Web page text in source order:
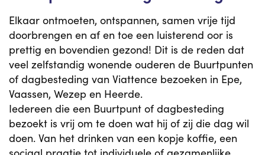
Elkaar ontmoeten, ontspannen, samen vrije tijd
doorbrengen en af en toe een luisterend oor is
prettig en bovendien gezond! Dit is de reden dat
veel zelfstandig wonende ouderen de Buurtpunten
of dagbesteding van Viattence bezoeken in Epe,
Vaassen, Wezep en Heerde.
Iedereen die een Buurtpunt of dagbesteding
bezoekt is vrij om te doen wat hij of zij die dag wil
doen. Van het drinken van een kopje koffie, een